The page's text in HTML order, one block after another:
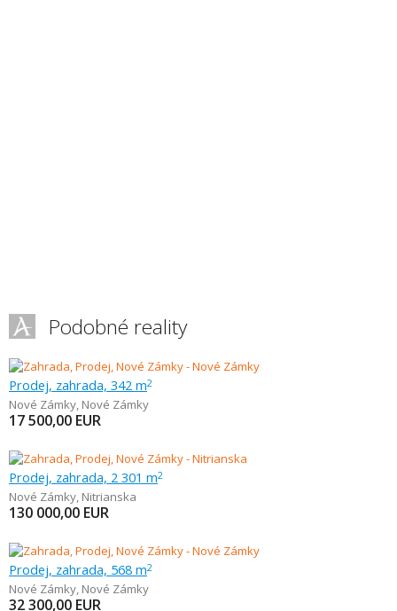
Podobné reality
Prodej, zahrada, 342 m2
Nové Zámky, Nové Zámky
17 500,00 EUR
Prodej, zahrada, 2 301 m2
Nové Zámky, Nitrianska
130 000,00 EUR
Prodej, zahrada, 568 m2
Nové Zámky, Nové Zámky
32 300,00 EUR